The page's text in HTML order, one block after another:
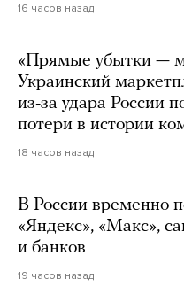
16 часов назад
«Прямые убытки —
Украинский
из-за удара России
потери в истории
18 часов назад
В России временно
«Яндекс», «Макс»,
и банков
19 часов назад